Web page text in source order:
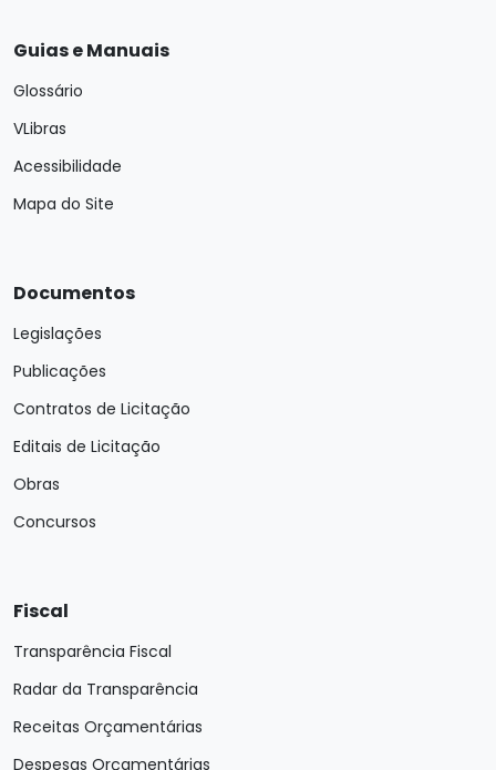
Guias e Manuais
Glossário
VLibras
Acessibilidade
Mapa do Site
Documentos
Legislações
Publicações
Contratos de Licitação
Editais de Licitação
Obras
Concursos
Fiscal
Transparência Fiscal
Radar da Transparência
Receitas Orçamentárias
Despesas Orçamentárias